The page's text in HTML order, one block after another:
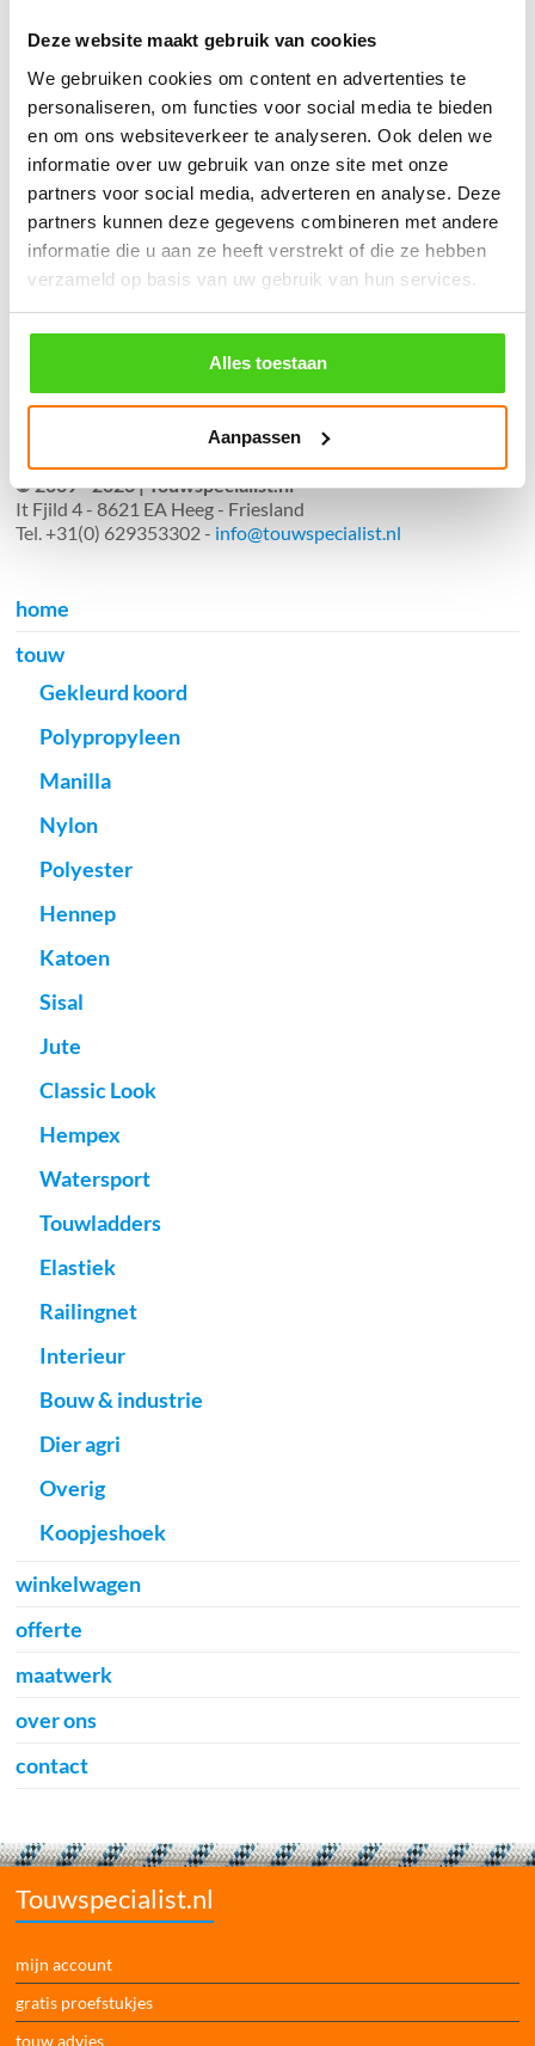
Deze website maakt gebruik van cookies
We gebruiken cookies om content en advertenties te
personaliseren, om functies voor social media te bieden
en om ons websiteverkeer te analyseren. Ook delen we
informatie over uw gebruik van onze site met onze
partners voor social media, adverteren en analyse. Deze
partners kunnen deze gegevens combineren met andere
informatie die u aan ze heeft verstrekt of die ze hebben
verzameld op basis van uw gebruik van hun services.
Alles toestaan
Aanpassen
֍ Groot aanbod & scherpe prijzen!
֍ Deskundig advies en gratis proefstukjes.
֍ Verzending in Nederland, België en Duitsland.
Verzendkosten €5,45, boven €70,- gratis verstuurd
(* gewicht onder 32kg). Binnen 24 uur verstuurd.
Aantal meters worden geleverd aan een stuk.
Specifieke wensen (meerdere lengten) kunt u aangeven bij het
invulveld "Bestelnotities (optioneel)".
© 2009 - 2026 | Touwspecialist.nl
It Fjild 4 - 8621 EA Heeg - Friesland
Tel. +31(0) 629353302 - info@touwspecialist.nl
home
touw
Gekleurd koord
Polypropyleen
Manilla
Nylon
Polyester
Hennep
Katoen
Sisal
Jute
Classic Look
Hempex
Watersport
Touwladders
Elastiek
Railingnet
Interieur
Bouw & industrie
Dier agri
Overig
Koopjeshoek
winkelwagen
offerte
maatwerk
over ons
contact
Touwspecialist.nl
mijn account
gratis proefstukjes
touw advies